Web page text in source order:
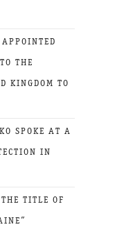
THE
KINGDOM TO
SPOKE AT A
IN
TITLE OF